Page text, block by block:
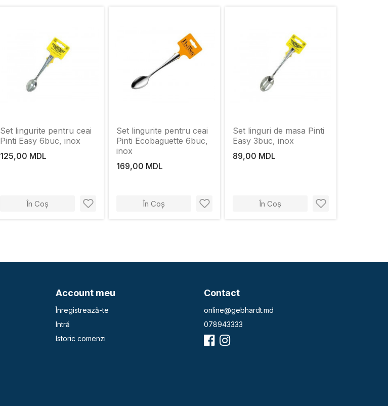
Set lingurite pentru ceai
Pinti Easy 6buc, inox
125,00 MDL
În Coș
Set lingurite pentru ceai
Pinti Ecobaguette 6buc,
inox
169,00 MDL
În Coș
Set linguri de masa Pinti
Easy 3buc, inox
89,00 MDL
În Coș
Account meu
Înregistrează-te
Intră
Istoric comenzi
Contact
online@gebhardt.md
078943333